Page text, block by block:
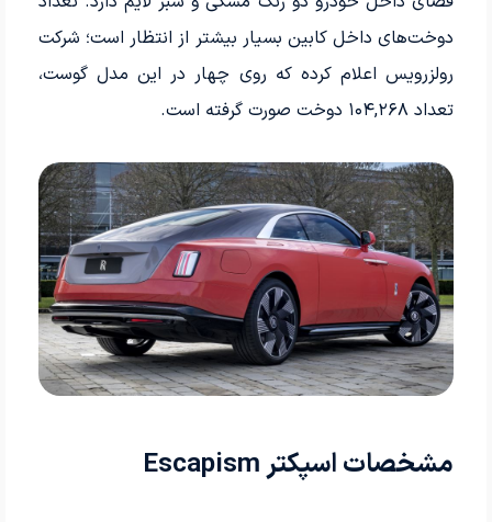
دوخت‌های داخل کابین بسیار بیشتر از انتظار است؛ شرکت
رولزرویس اعلام کرده که روی چهار در این مدل گوست،
تعداد ۱۰۴,۲۶۸ دوخت صورت گرفته است.
مشخصات اسپکتر Escapism